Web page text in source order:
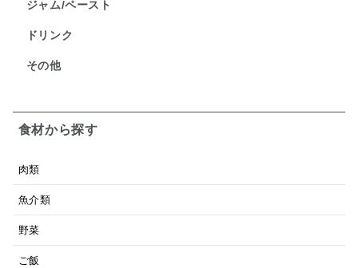
ジャム/ペースト
ドリンク
その他
食材から探す
肉類
魚介類
野菜
ご飯